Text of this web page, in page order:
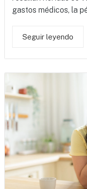
gastos médicos, la
Seguir leyendo